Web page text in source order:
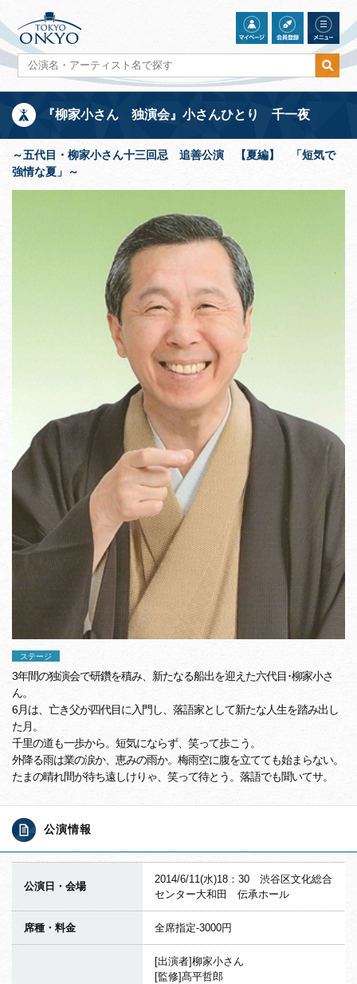
『柳家小さん 独演会』小さんひとり 千一夜
～五代目・柳家小さん十三回忌 追善公演 【夏編】 「短気で
強情な夏」～
ステージ
3年間の独演会で研鑽を積み、新たなる船出を迎えた六代目･柳家小さ
ん。
6月は、亡き父が四代目に入門し、落語家として新たな人生を踏み出し
た月。
千里の道も一歩から。短気にならず、笑って歩こう。
外降る雨は業の涙か、恵みの雨か。梅雨空に腹を立てても始まらない。
たまの晴れ間が待ち遠しけりゃ、笑って待とう。落語でも聞いてサ。
公演情報
公演日・会場
2014/6/11(水)18：30 渋谷区文化総合
センター大和田 伝承ホール
席種・料金 全席指定-3000円
[出演者]柳家小さん
[監修]髙平哲郎